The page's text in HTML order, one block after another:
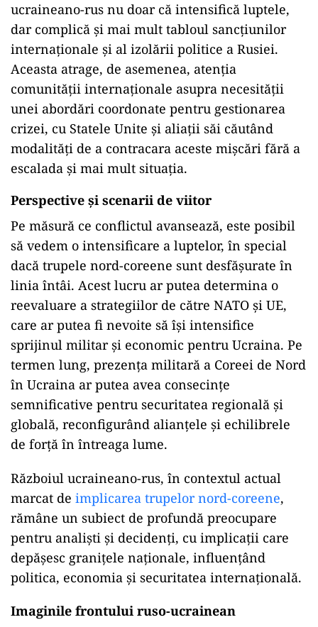
ucraineano-rus nu doar că intensifică luptele,
dar complică și mai mult tabloul sancțiunilor
internaționale și al izolării politice a Rusiei.
Aceasta atrage, de asemenea, atenția
comunității internaționale asupra necesității
unei abordări coordonate pentru gestionarea
crizei, cu Statele Unite și aliații săi căutând
modalități de a contracara aceste mișcări fără a
escalada și mai mult situația.
Perspective și scenarii de viitor
Pe măsură ce conflictul avansează, este posibil
să vedem o intensificare a luptelor, în special
dacă trupele nord-coreene sunt desfășurate în
linia întâi. Acest lucru ar putea determina o
reevaluare a strategiilor de către NATO și UE,
care ar putea fi nevoite să își intensifice
sprijinul militar și economic pentru Ucraina. Pe
termen lung, prezența militară a Coreei de Nord
în Ucraina ar putea avea consecințe
semnificative pentru securitatea regională și
globală, reconfigurând alianțele și echilibrele
de forță în întreaga lume.
Războiul ucraineano-rus, în contextul actual
marcat de implicarea trupelor nord-coreene,
rămâne un subiect de profundă preocupare
pentru analiști și decidenți, cu implicații care
depășesc granițele naționale, influențând
politica, economia și securitatea internațională.
Imaginile frontului ruso-ucrainean